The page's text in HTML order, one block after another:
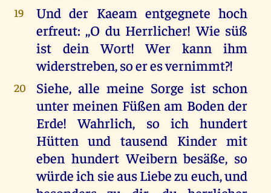
19
Und der Kaeam entgegnete hoch
erfreut: ,,O du Herrlicher! Wie süß
ist dein Wort! Wer kann ihm
widerstreben, so er es vernimmt?!
20
Siehe, alle meine Sorge ist schon
unter meinen Füßen am Boden der
Erde! Wahrlich, so ich hundert
Hütten und tausend Kinder mit
eben hundert Weibern besäße, so
würde ich sie aus Liebe zu euch, und